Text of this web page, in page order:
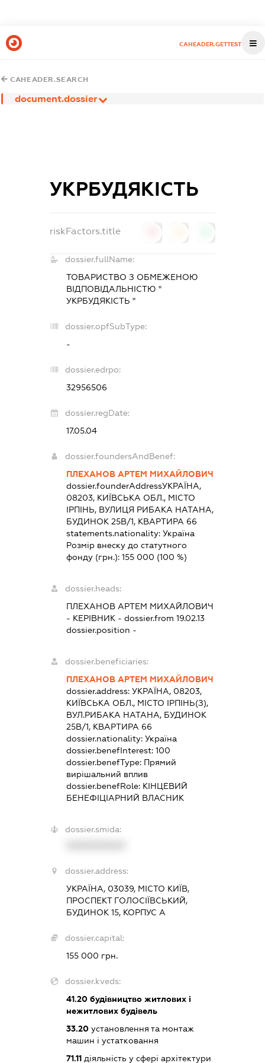
CAHEADER.GETTEST
CAHEADER.SEARCH
document.dossier
УКРБУДЯКІСТЬ
riskFactors.title
dossier.fullName:
ТОВАРИСТВО З ОБМЕЖЕНОЮ
ВІДПОВІДАЛЬНІСТЮ "
УКРБУДЯКІСТЬ "
dossier.opfSubType:
-
dossier.edrpo:
32956506
dossier.regDate:
17.05.04
dossier.foundersAndBenef:
ПЛЕХАНОВ АРТЕМ МИХАЙЛОВИЧ
dossier.founderAddressУКРАЇНА,
08203, КИЇВСЬКА ОБЛ., МІСТО
ІРПІНЬ, ВУЛИЦЯ РИБАКА НАТАНА,
БУДИНОК 25В/1, КВАРТИРА 66
statements.nationality: Україна
Розмір внеску до статутного
фонду (грн.): 155 000 (100 %)
dossier.heads:
ПЛЕХАНОВ АРТЕМ МИХАЙЛОВИЧ
- КЕРІВНИК- dossier.from 19.02.13
dossier.position -
dossier.beneficiaries:
ПЛЕХАНОВ АРТЕМ МИХАЙЛОВИЧ
dossier.address: УКРАЇНА, 08203,
КИЇВСЬКА ОБЛ., МІСТО ІРПІНЬ(З),
ВУЛ.РИБАКА НАТАНА, БУДИНОК
25В/1, КВАРТИРА 66
dossier.nationality: Україна
dossier.benefInterest: 100
dossier.benefType: Прямий
вирішальний вплив
dossier.benefRole: КІНЦЕВИЙ
БЕНЕФІЦІАРНИЙ ВЛАСНИК
dossier.smida:
dossier.address:
УКРАЇНА, 03039, МІСТО КИЇВ,
ПРОСПЕКТ ГОЛОСІЇВСЬКИЙ,
БУДИНОК 15, КОРПУС А
dossier.capital:
155 000 грн.
dossier.kveds:
41.20будівництво житлових і
нежитлових будівель
33.20установлення та монтаж
машин і устатковання
71.11діяльність у сфері архітектури